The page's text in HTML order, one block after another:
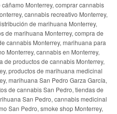
Monterrey, comprar cannabis
cannabis recreativo Monterrey,
de marihuana Monterrey,
de marihuana Monterrey, compra de
cannabis Monterrey, marihuana para
Monterrey, cannabis en Monterrey,
de productos de cannabis Monterrey,
productos de marihuana medicinal
marihuana San Pedro Garza García,
de cannabis San Pedro, tiendas de
San Pedro, cannabis medicinal
San Pedro, smoke shop Monterrey,